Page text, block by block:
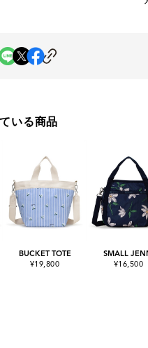
いる商品
BUCKET TOTE
¥19,800
SMALL
¥16,500